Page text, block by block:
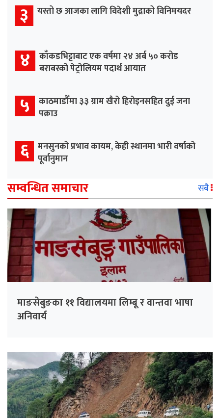
३ यस्तो छ आजका लागि विदेशी मुद्राको विनिमयदर
४ काँकडभिट्टाबाट एक वर्षमा २४ अर्ब ५० करोड
बराबरको पेट्रोलियम पदार्थ आयात
५ काठमाडौँमा ३३ ग्राम खैरो हिरोइनसहित दुई जना
पक्राउ
६ मनसुनको प्रभाव कायम, केही स्थानमा भारी वर्षाको
पूर्वानुमान
सम्वन्धित समाचार सबै
माङसेबुङका ११ विद्यालयमा लिम्बू र वान्तवा भाषा
अनिवार्य